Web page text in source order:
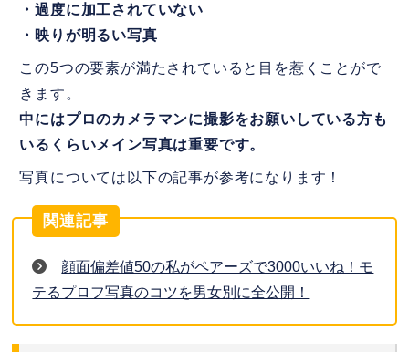
・過度に加工されていない
・映りが明るい写真
この5つの要素が満たされていると目を惹くことがで
きます。
中にはプロのカメラマンに撮影をお願いしている方も
いるくらいメイン写真は重要です。
写真については以下の記事が参考になります！
関連記事
顔面偏差値50の私がペアーズで3000いいね！モ
テるプロフ写真のコツを男女別に全公開！